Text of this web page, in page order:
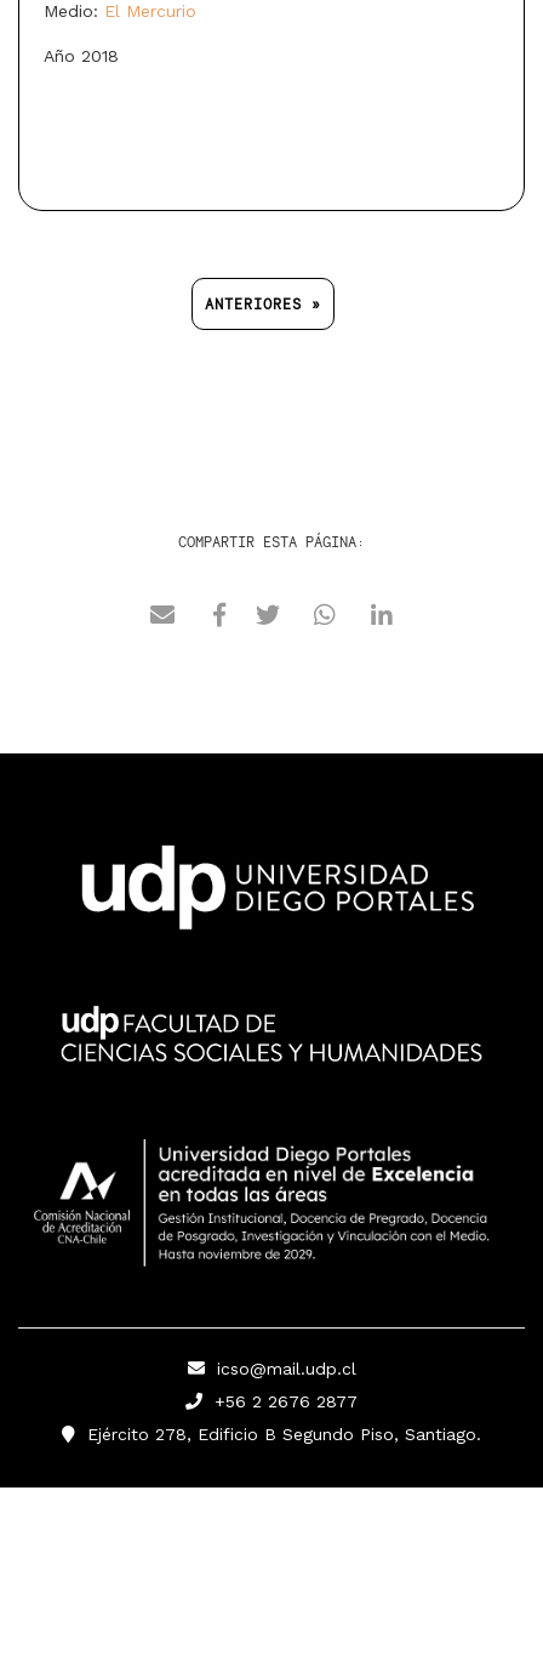
Medio: El Mercurio
Año 2018
ANTERIORES »
COMPARTIR ESTA PÁGINA:
icso@mail.udp.cl
+56 2 2676 2877
Ejército 278, Edificio B Segundo Piso, Santiago.